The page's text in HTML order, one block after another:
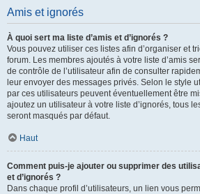
Amis et ignorés
À quoi sert ma liste d’amis et d’ignorés ?
Vous pouvez utiliser ces listes afin d’organiser et
forum. Les membres ajoutés à votre liste d’amis
de contrôle de l’utilisateur afin de consulter
leur envoyer des messages privés. Selon le style
par ces utilisateurs peuvent éventuellement être
ajoutez un utilisateur à votre liste d’ignorés, tous
seront masqués par défaut.
Haut
Comment puis-je ajouter ou supprimer des
et d’ignorés ?
Dans chaque profil d’utilisateurs, un lien vous